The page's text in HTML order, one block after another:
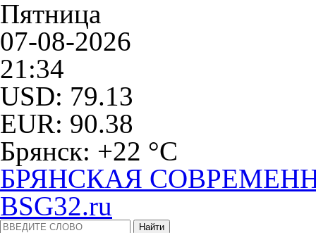
Пятница
07-08-2026
21:34
USD: 79.13
EUR: 90.38
Брянск: +22 °С
БРЯНСКАЯ
BSG32.ru